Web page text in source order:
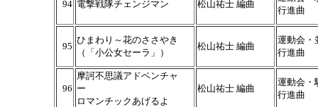
94 電撃戦隊チェンジマン 松山祐士 編曲
行進曲
95
ひまわり～花のささやき
（「小公女セーラ」）
松山祐士 編曲
運動会・
行進曲
96
摩訶不思議アドベンチャ
ー
ロマンチックあげるよ
松山祐士 編曲
運動会・
行進曲